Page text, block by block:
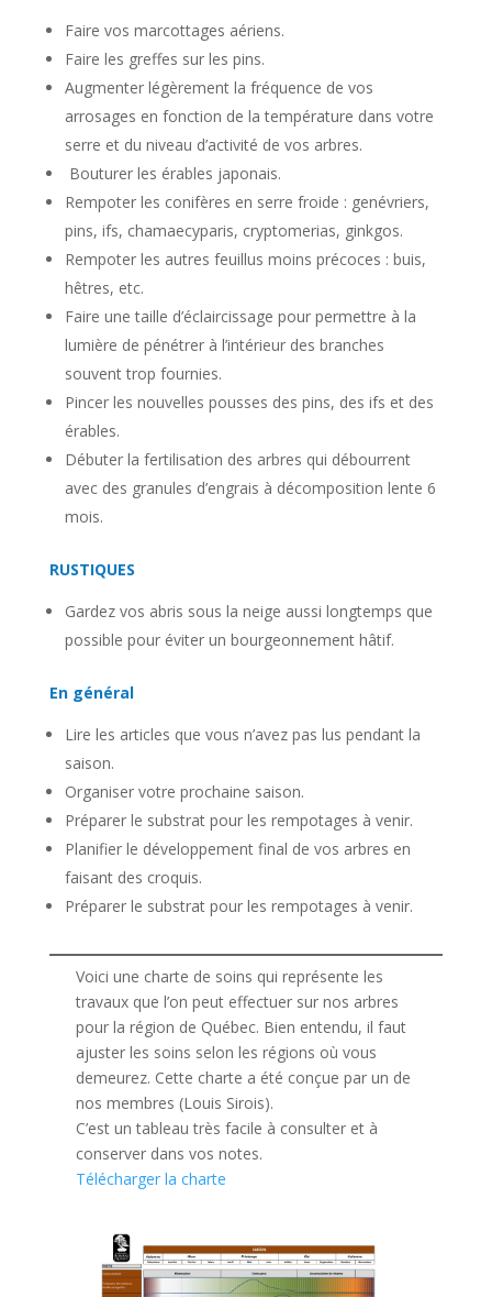
Faire vos marcottages aériens.
Faire les greffes sur les pins.
Augmenter légèrement la fréquence de vos
arrosages en fonction de la température dans votre
serre et du niveau d’activité de vos arbres.
Bouturer les érables japonais.
Rempoter les conifères en serre froide : genévriers,
pins, ifs, chamaecyparis, cryptomerias, ginkgos.
Rempoter les autres feuillus moins précoces : buis,
hêtres, etc.
Faire une taille d’éclaircissage pour permettre à la
lumière de pénétrer à l’intérieur des branches
souvent trop fournies.
Pincer les nouvelles pousses des pins, des ifs et des
érables.
Débuter la fertilisation des arbres qui débourrent
avec des granules d’engrais à décomposition lente 6
mois.
RUSTIQUES
Gardez vos abris sous la neige aussi longtemps que
possible pour éviter un bourgeonnement hâtif.
En général
Lire les articles que vous n’avez pas lus pendant la
saison.
Organiser votre prochaine saison.
Préparer le substrat pour les rempotages à venir.
Planifier le développement final de vos arbres en
faisant des croquis.
Préparer le substrat pour les rempotages à venir.
Voici une charte de soins qui représente les
travaux que l’on peut effectuer sur nos arbres
pour la région de Québec. Bien entendu, il faut
ajuster les soins selon les régions où vous
demeurez. Cette charte a été conçue par un de
nos membres (Louis Sirois).
C’est un tableau très facile à consulter et à
conserver dans vos notes.
Télécharger la charte